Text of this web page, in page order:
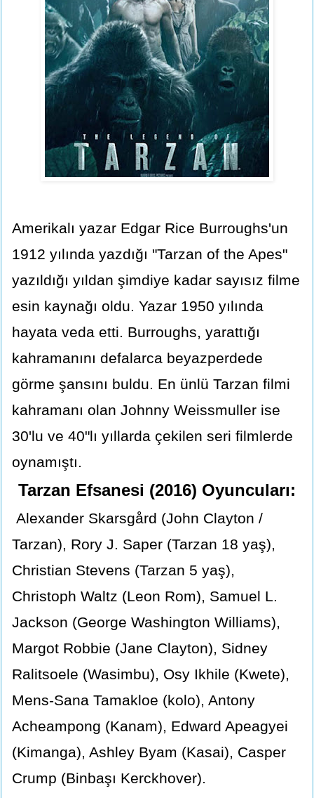
Amerikalı yazar Edgar Rice Burroughs'un
1912 yılında yazdığı "Tarzan of the Apes"
yazıldığı yıldan şimdiye kadar sayısız filme
esin kaynağı oldu. Yazar 1950 yılında
hayata veda etti. Burroughs, yarattığı
kahramanını defalarca beyazperdede
görme şansını buldu. En ünlü Tarzan filmi
kahramanı olan Johnny Weissmuller ise
30'lu ve 40"lı yıllarda çekilen seri filmlerde
oynamıştı.
Tarzan Efsanesi (2016) Oyuncuları:
Alexander Skarsgård (John Clayton /
Tarzan), Rory J. Saper (Tarzan 18 yaş),
Christian Stevens (Tarzan 5 yaş),
Christoph Waltz (Leon Rom), Samuel L.
Jackson (George Washington Williams),
Margot Robbie (Jane Clayton), Sidney
Ralitsoele (Wasimbu), Osy Ikhile (Kwete),
Mens-Sana Tamakloe (kolo), Antony
Acheampong (Kanam), Edward Apeagyei
(Kimanga), Ashley Byam (Kasai), Casper
Crump (Binbaşı Kerckhover).